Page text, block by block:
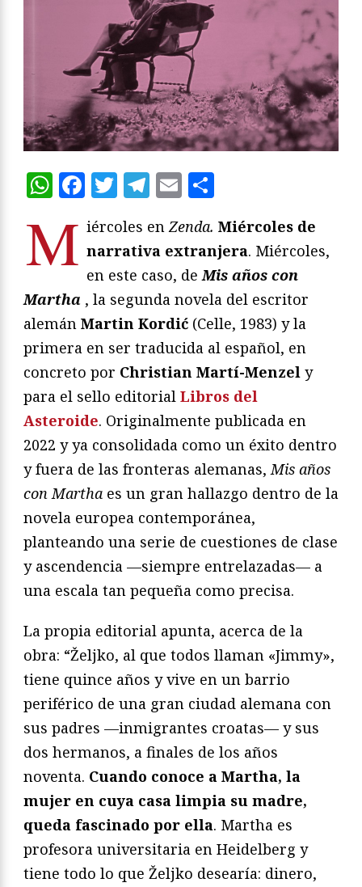
WhatsApp
Facebook
Twitter
Telegram
Email
M iércoles enZenda. Miércoles de
narrativa extranjera. Miércoles,
en este caso, deMis años con
Martha , la segunda novela del escritor
alemán Martin Kordić (Celle, 1983) y la
primera en ser traducida al español, en
concreto por Christian Martí-Menzel y
para el sello editorial Libros del
Asteroide. Originalmente publicada en
2022 y ya consolidada como un éxito dentro
y fuera de las fronteras alemanas,Mis años
con Martha es un gran hallazgo dentro de la
novela europea contemporánea,
planteando una serie de cuestiones de clase
y ascendencia —siempre entrelazadas— a
una escala tan pequeña como precisa.
La propia editorial apunta, acerca de la
obra: “Željko, al que todos llaman «Jimmy»,
tiene quince años y vive en un barrio
periférico de una gran ciudad alemana con
sus padres —inmigrantes croatas— y sus
dos hermanos, a finales de los años
noventa. Cuando conoce a Martha, la
mujer en cuya casa limpia su madre,
queda fascinado por ella. Martha es
profesora universitaria en Heidelberg y
tiene todo lo que Željko desearía: dinero,